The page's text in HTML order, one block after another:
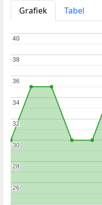
Grafiek
Tabel
26
26
28
28
30
30
32
32
34
34
36
36
38
38
40
40